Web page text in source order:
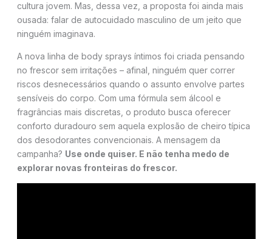
cultura jovem. Mas, dessa vez, a proposta foi ainda mais
ousada: falar de autocuidado masculino de um jeito que
ninguém imaginava.
A nova linha de body sprays íntimos foi criada pensando
no frescor sem irritações – afinal, ninguém quer correr
riscos desnecessários quando o assunto envolve partes
sensíveis do corpo. Com uma fórmula sem álcool e
fragrâncias mais discretas, o produto busca oferecer
conforto duradouro sem aquela explosão de cheiro típica
dos desodorantes convencionais. A mensagem da
campanha? Use onde quiser. E não tenha medo de
explorar novas fronteiras do frescor.